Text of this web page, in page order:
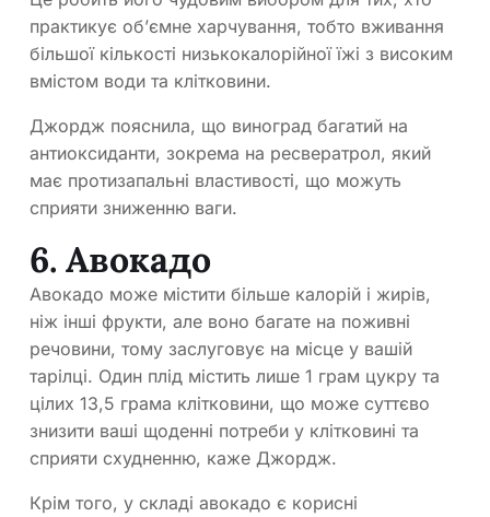
практикує об’ємне харчування, тобто вживання
більшої кількості низькокалорійної їжі з високим
вмістом води та клітковини.
Джордж пояснила, що виноград багатий на
антиоксиданти, зокрема на ресвератрол, який
має протизапальні властивості, що можуть
сприяти зниженню ваги.
6. Авокадо
Авокадо може містити більше калорій і жирів,
ніж інші фрукти, але воно багате на поживні
речовини, тому заслуговує на місце у вашій
тарілці. Один плід містить лише 1 грам цукру та
цілих 13,5 грама клітковини, що може суттєво
знизити ваші щоденні потреби у клітковині та
сприяти схудненню, каже Джордж.
Крім того, у складі авокадо є корисні